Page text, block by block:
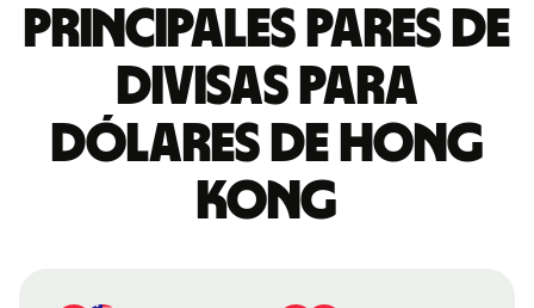
Principales pares de
divisas para
dólares de Hong
Kong